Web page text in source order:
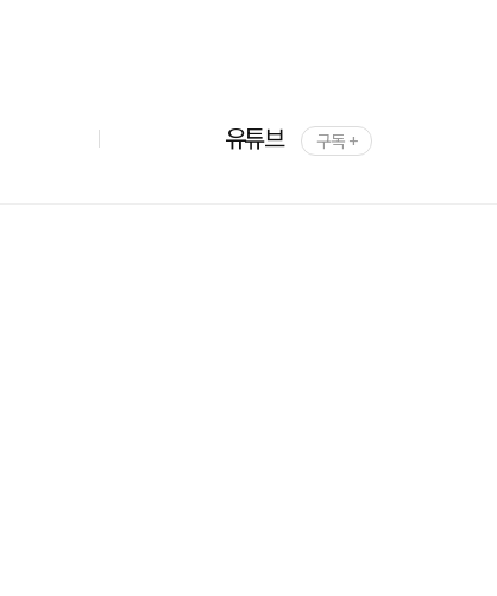
유튜브 구독 +